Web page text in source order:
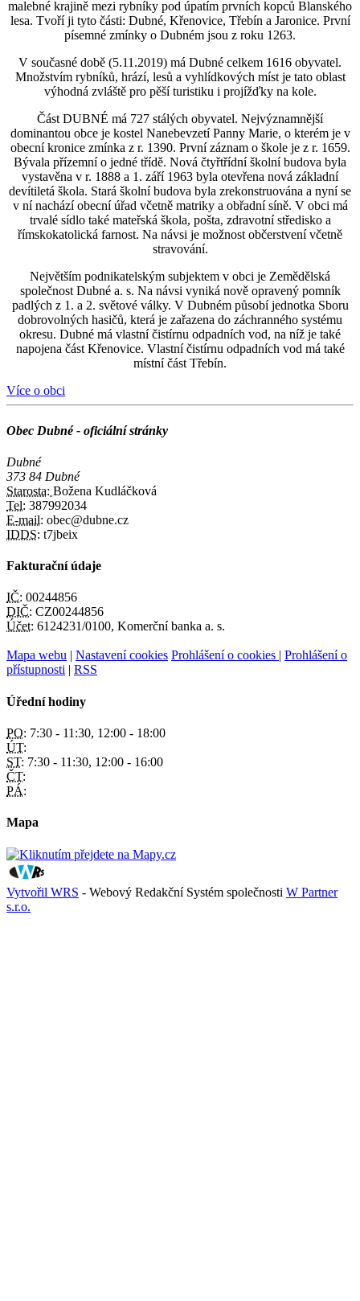
malebné krajině mezi rybníky pod úpatím prvních kopců Blanského
lesa. Tvoří ji tyto části: Dubné, Křenovice, Třebín a Jaronice. První
písemné zmínky o Dubném jsou z roku 1263.
V současné době (5.11.2019) má Dubné celkem 1616 obyvatel.
Množstvím rybníků, hrází, lesů a vyhlídkových míst je tato oblast
výhodná zvláště pro pěší turistiku i projížďky na kole.
Část DUBNÉ má 727 stálých obyvatel. Nejvýznamnější
dominantou obce je kostel Nanebevzetí Panny Marie, o kterém je v
obecní kronice zmínka z r. 1390. První záznam o škole je z r. 1659.
Bývala přízemní o jedné třídě. Nová čtyřtřídní školní budova byla
vystavěna v r. 1888 a 1. září 1963 byla otevřena nová základní
devítiletá škola. Stará školní budova byla zrekonstruována a nyní se
v ní nachází obecní úřad včetně matriky a obřadní síně. V obci má
trvalé sídlo také mateřská škola, pošta, zdravotní středisko a
římskokatolická farnost. Na návsi je možnost občerstvení včetně
stravování.
Největším podnikatelským subjektem v obci je Zemědělská
společnost Dubné a. s. Na návsi vyniká nově opravený pomník
padlých z 1. a 2. světové války. V Dubném působí jednotka Sboru
dobrovolných hasičů, která je zařazena do záchranného systému
okresu. Dubné má vlastní čistírnu odpadních vod, na níž je také
napojena část Křenovice. Vlastní čistírnu odpadních vod má také
místní část Třebín.
Více o obci
Obec Dubné - oficiální stránky
Dubné
373 84 Dubné
Starosta: Božena Kudláčková
Tel: 387992034
E-mail: obec@dubne.cz
IDDS: t7jbeix
Fakturační údaje
IČ: 00244856
DIČ: CZ00244856
Účet: 6124231/0100, Komerční banka a. s.
Mapa webu Nastavení cookies Prohlášení o cookies
Prohlášení o
přístupnosti
RSS
Úřední hodiny
PO: 7:30 - 11:30, 12:00 - 18:00
ÚT:
ST: 7:30 - 11:30, 12:00 - 16:00
ČT:
PÁ:
Mapa
Vytvořil WRS - Webový Redakční Systém společnosti W Partner
s.r.o.